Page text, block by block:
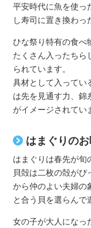
平安時代に魚を使っ
し寿司に置き換わっ
ひな祭り特有の食べ
たくさん入ったちら
られています。
具材として入ってい
は先を見通す力、錦
がイメージされてい
はまぐりの
はまぐりは春先が旬
貝殻は二枚の殻がぴ
から仲のよい夫婦の
と合う貝を選らんで
女の子が大人になっ